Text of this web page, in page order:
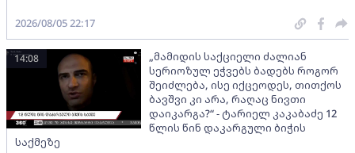
2026/08/05 22:17
„მამიდის საქციელი ძალიან
სერიოზულ ეჭვებს ბადებს როგორ
შეიძლება, ისე იქცეოდეს, თითქოს
ბავშვი კი არა, რაღაც ნივთი
დაიკარგა?“ - ტარიელ კაკაბაძე 12
წლის წინ დაკარგული ბიჭის
საქმეზე
14:08